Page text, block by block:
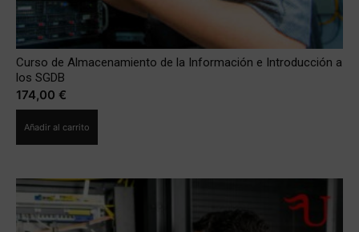
Curso de Almacenamiento de la Información e Introducción a
los SGDB
174,00 €
Añadir al carrito